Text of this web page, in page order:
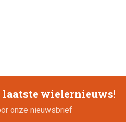
wielernieuws!
onze nieuwsbrief